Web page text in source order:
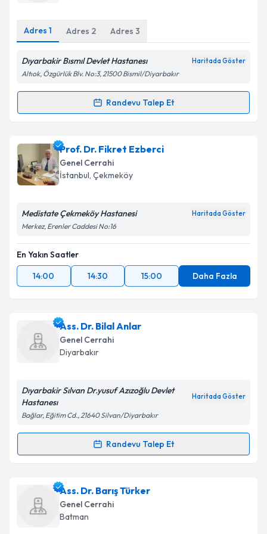
Kişisel verilerimin işlenmesine ilişkin
kapsamda işlenmesini kabul ediyorum.
Adres 1 Adres 2 Adres 3
Dıyarbakir Bısmıl Devlet Hastanesı Haritada Göster
Altıok, Özgürlük Blv. No:3, 21500 Bismil/Diyarbakır
Randevu Talep Et
Randevu Takvimi Talebi
Ass. Dr. Serdar Baygeldiiçin randevu takvimi talebi
oluşturun. Size bu uzmandan randevu almanız için bir
takvim hazırlandığında e-posta ile bilgilendireceğiz.
Kişisel verilerimin işlenmesine ilişkin
Metni'ni okudum ve kişisel verilerimin belirtilen
kapsamda işlenmesini kabul ediyorum.
Prof. Dr. Fikret Ezberci
Genel Cerrahi
İstanbul, Çekmeköy
Medistate Çekmeköy Hastanesi Haritada Göster
Merkez, Erenler Caddesi No:16
En Yakın Saatler
14:00
14:30 15:00 Daha Fazla
Ass. Dr. Bilal Anlar
Genel Cerrahi
Diyarbakır
Dıyarbakir Sılvan Dr.yusuf Azızoğlu Devlet
Hastanesı
Haritada Göster
Bağlar, Eğitim Cd., 21640 Silvan/Diyarbakır
Randevu Talep Et
Randevu Takvimi Talebi
Ass. Dr. Bilal Anlariçin randevu takvimi talebi
oluşturun. Size bu uzmandan randevu almanız için bir
takvim hazırlandığında e-posta ile bilgilendireceğiz.
Ass. Dr. Barış Türker
Genel Cerrahi
Batman